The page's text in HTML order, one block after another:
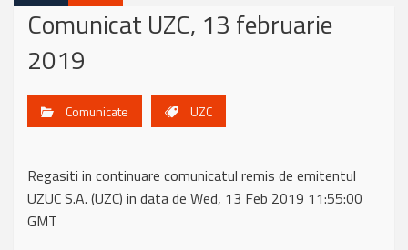
Comunicat UZC, 13 februarie
2019
Comunicate UZC
Regasiti in continuare comunicatul remis de emitentul
UZUC S.A. (UZC) in data de Wed, 13 Feb 2019 11:55:00
GMT